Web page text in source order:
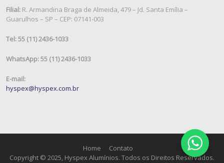
Filial: R. Armandina Braga de Almeida, 479 – Jd. Santa Emília –
Guarulhos – SP – CEP: 07141-003
Tel: 55 (11) 2436-1033
WhatsApp: 55 (11) 2436-1033
E-mail:
hyspex@hyspex.com.br
Home
Contato
Copyright © 2025, Hyspex Alumínios. Todos os Direitos Reservados.